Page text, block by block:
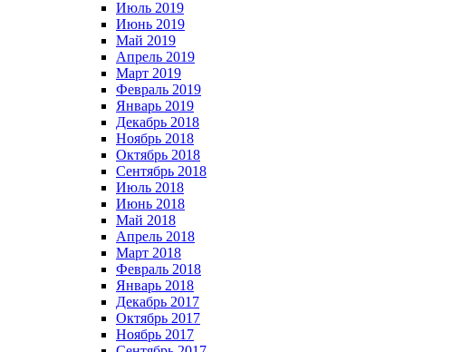
Июль 2019
Июнь 2019
Май 2019
Апрель 2019
Март 2019
Февраль 2019
Январь 2019
Декабрь 2018
Ноябрь 2018
Октябрь 2018
Сентябрь 2018
Июль 2018
Июнь 2018
Май 2018
Апрель 2018
Март 2018
Февраль 2018
Январь 2018
Декабрь 2017
Октябрь 2017
Ноябрь 2017